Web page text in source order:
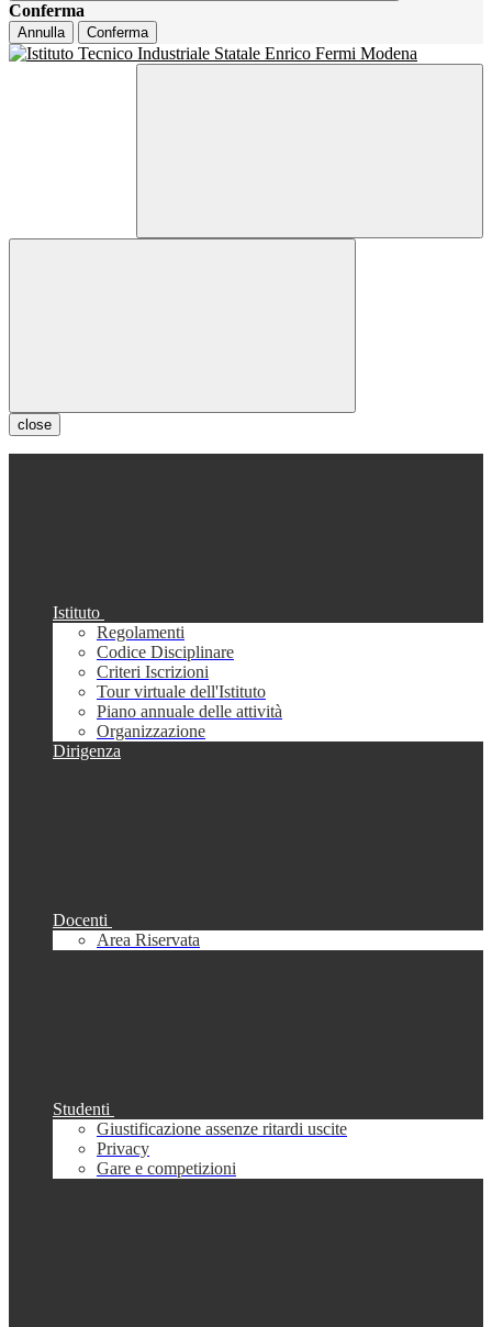
Conferma
Annulla Conferma
close
Istituto
Regolamenti
Codice Disciplinare
Criteri Iscrizioni
Tour virtuale dell'Istituto
Piano annuale delle attività
Organizzazione
Dirigenza
Docenti
Area Riservata
Studenti
Giustificazione assenze ritardi uscite
Privacy
Gare e competizioni